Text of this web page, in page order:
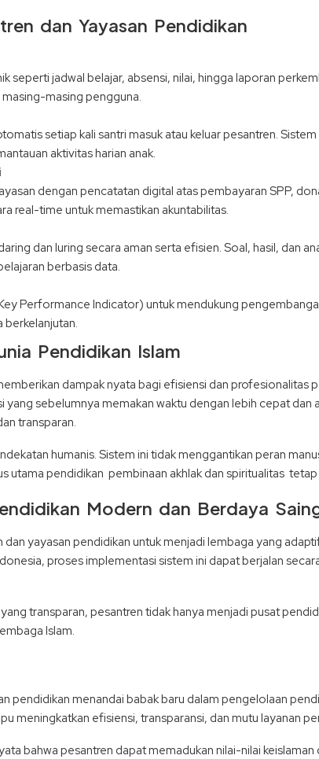
dan Yayasan Pendidikan
seperti jadwal belajar, absensi, nilai, hingga laporan
masing pengguna.
setiap kali santri masuk atau keluar pesantren.
aktivitas harian anak.
dengan pencatatan digital atas pembayaran SPP,
real-time untuk memastikan akuntabilitas.
dan luring secara aman serta efisien. Soal, hasil, dan
berbasis data.
Performance Indicator) untuk mendukung
berkelanjutan.
Pendidikan Islam
dampak nyata bagi efisiensi dan profesionalitas
sebelumnya memakan waktu dengan lebih cepat dan
transparan.
humanis. Sistem ini tidak menggantikan peran
utama pendidikan pembinaan akhlak dan spiritualitas
Modern dan Berdaya
yayasan pendidikan untuk menjadi lembaga yang
proses implementasi sistem ini dapat berjalan
transparan, pesantren tidak hanya menjadi pusat
Islam.
pendidikan menandai babak baru dalam pengelolaan
meningkatkan efisiensi, transparansi, dan mutu layanan
bahwa pesantren dapat memadukan nilai-nilai